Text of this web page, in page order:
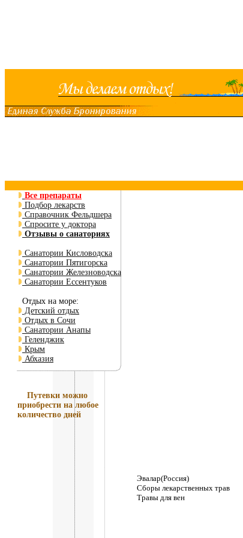
Все препараты
Подбор лекарств
Справочник Фельдшера
Спросите у доктора
Отзывы о санаториях
Санатории Кисловодска
Санатории Пятигорска
Санатории Железноводска
Санатории Ессентуков
Отдых на море:
Детский отдых
Отдых в Сочи
Санатории Анапы
Геленджик
Крым
Абхазия
Путевки можно
приобрести на любое
количество дней
Эвалар(Россия)
Сбоpы лекаpственных тpав
Травы для вен